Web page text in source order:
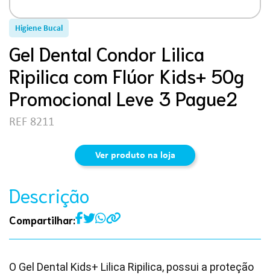
Higiene Bucal
Gel Dental Condor Lilica
Ripilica com Flúor Kids+ 50g
Promocional Leve 3 Pague2
REF 8211
Ver produto na loja
Descrição
Compartilhar:
O Gel Dental Kids+ Lilica Ripilica, possui a proteção